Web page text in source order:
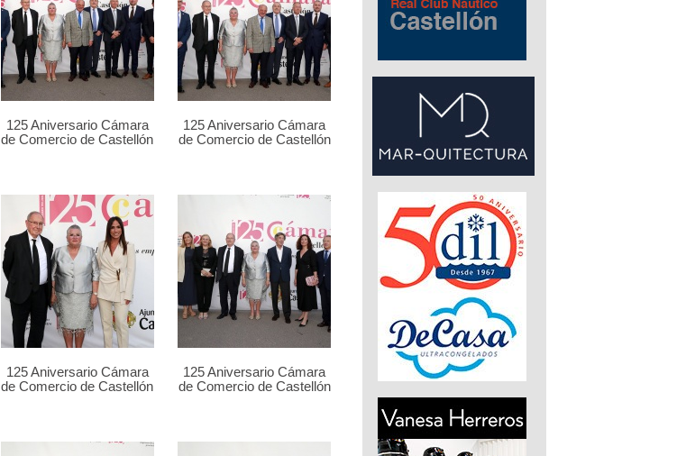
125 Aniversario Cámara
de Comercio de Castellón
125 Aniversario Cámara
de Comercio de Castellón
125 Aniversario Cámara
de Comercio de Castellón
125 Aniversario Cámara
de Comercio de Castellón